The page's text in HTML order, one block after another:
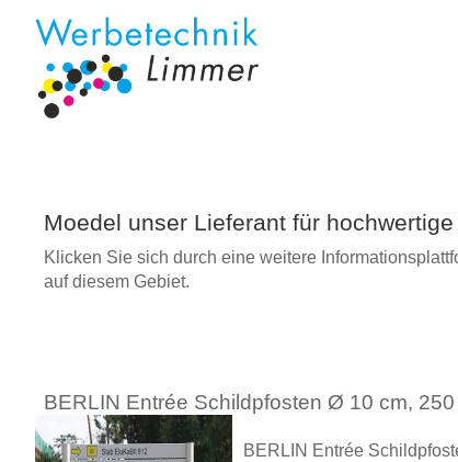
Moedel unser Lieferant für
Klicken Sie sich durch eine weitere
auf diesem Gebiet.
BERLIN Entrée Schildpfosten Ø 10 cm,
BERLIN Entrée